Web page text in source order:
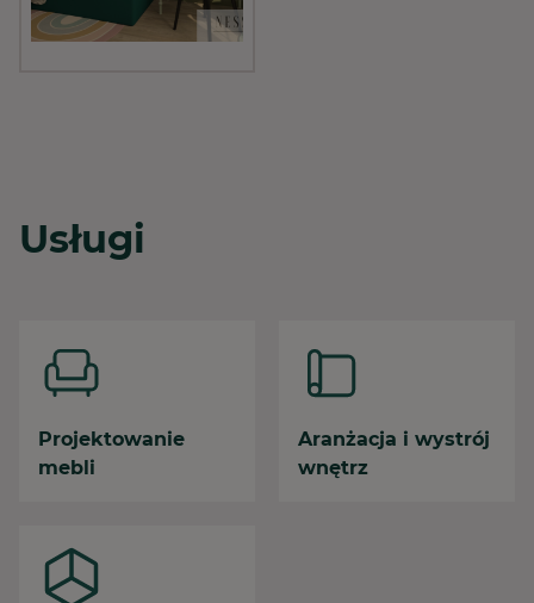
Usługi
Projektowanie
mebli
Aranżacja i wystrój
wnętrz